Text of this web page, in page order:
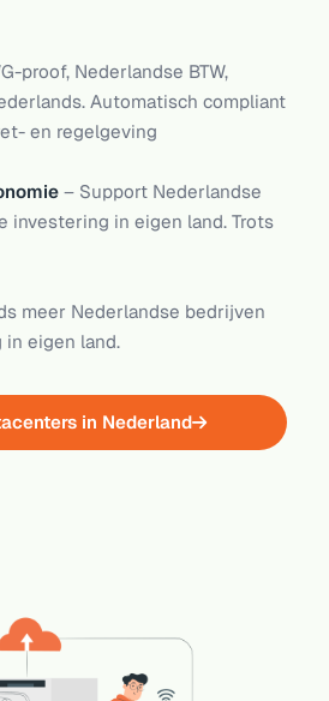
proof, Nederlandse BTW,
Automatisch compliant
en regelgeving
– Support Nederlandse
investering in eigen land. Trots
meer Nederlandse bedrijven
eigen land.
in Nederland